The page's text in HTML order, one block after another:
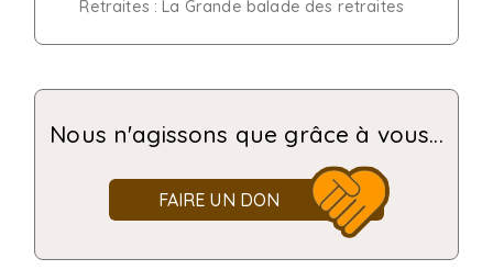
Retraites : La Grande balade des retraites
Nous n'agissons que grâce à vous...
FAIRE UN DON